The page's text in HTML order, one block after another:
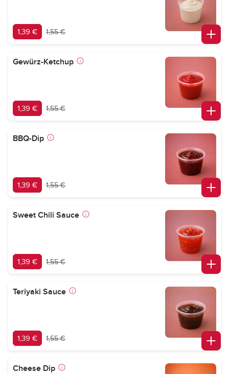
1,39 € 1,55 €
Gewürz-Ketchup
1,39 € 1,55 €
BBQ-Dip
1,39 € 1,55 €
Sweet Chili Sauce
1,39 € 1,55 €
Teriyaki Sauce
1,39 € 1,55 €
Cheese Dip